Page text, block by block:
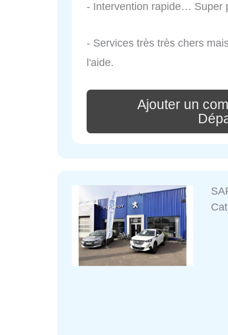
- Intervention rapide… Super
- Services très très chers
l'aide.
Ajouter un